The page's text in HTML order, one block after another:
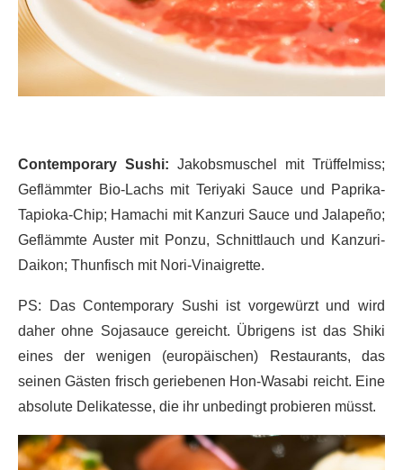
Contemporary Sushi: Jakobsmuschel mit Trüffelmiss;
Geflämmter Bio-Lachs mit Teriyaki Sauce und Paprika-
Tapioka-Chip; Hamachi mit Kanzuri Sauce und Jalapeño;
Geflämmte Auster mit Ponzu, Schnittlauch und Kanzuri-
Daikon; Thunfisch mit Nori-Vinaigrette.
PS: Das Contemporary Sushi ist vorgewürzt und wird
daher ohne Sojasauce gereicht. Übrigens ist das Shiki
eines der wenigen (europäischen) Restaurants, das
seinen Gästen frisch geriebenen Hon-Wasabi reicht. Eine
absolute Delikatesse, die ihr unbedingt probieren müsst.